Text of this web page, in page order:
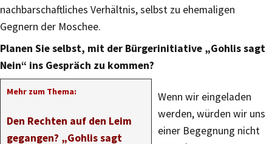
nachbarschaftliches Verhältnis, selbst zu ehemaligen
Gegnern der Moschee.
Planen Sie selbst, mit der Bürgerinitiative „Gohlis sagt
Nein“ ins Gespräch zu kommen?
Mehr zum Thema:
Den Rechten auf den Leim
gegangen? „Gohlis sagt
Wenn wir eingeladen
werden, würden wir uns
einer Begegnung nicht